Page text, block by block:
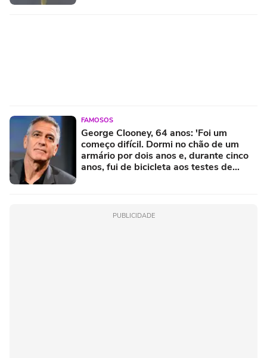
FAMOSOS
George Clooney, 64 anos: 'Foi um
começo difícil. Dormi no chão de um
armário por dois anos e, durante cinco
anos, fui de bicicleta aos testes de
PUBLICIDADE